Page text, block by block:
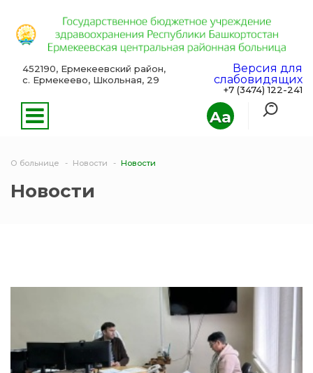
Aa
452190, Ермекеевский район,
с. Ермекеево, Школьная, 29
Версия для
слабовидящих
+7 (3474) 122-241
О больнице Новости Новости
Новости